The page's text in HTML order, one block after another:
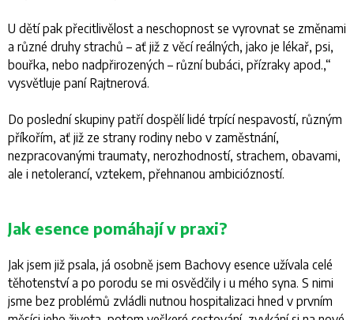
U dětí pak přecitlivělost a neschopnost se vyrovnat se změnami
a různé druhy strachů – ať již z věcí reálných, jako je lékař, psi,
bouřka, nebo nadpřirozených – různí bubáci, přízraky apod.,“
vysvětluje paní Rajtnerová.
Do poslední skupiny patří dospělí lidé trpící nespavostí, různým
příkořím, ať již ze strany rodiny nebo v zaměstnání,
nezpracovanými traumaty, nerozhodností, strachem, obavami,
ale i netolerancí, vztekem, přehnanou ambiciózností.
Jak esence pomáhají v praxi?
Jak jsem již psala, já osobně jsem Bachovy esence užívala celé
těhotenství a po porodu se mi osvědčily i u mého syna. S nimi
jsme bez problémů zvládli nutnou hospitalizaci hned v prvním